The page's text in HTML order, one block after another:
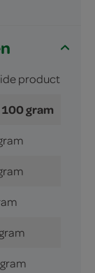
product
gram